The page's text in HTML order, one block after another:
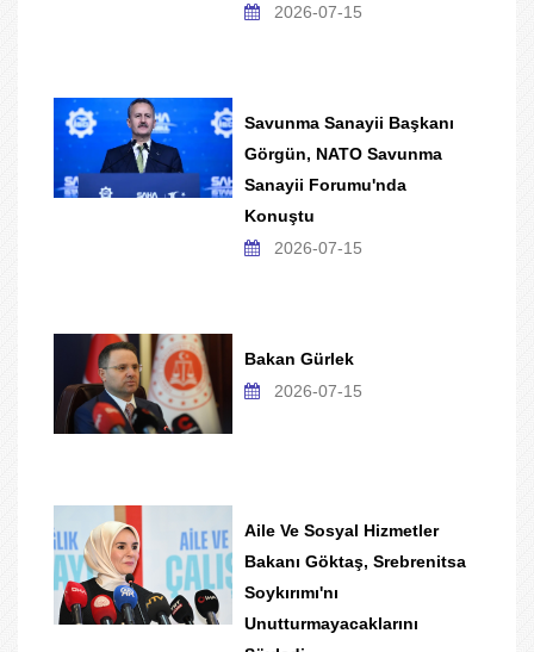
2026-07-15
Savunma Sanayii Başkanı
Görgün, NATO Savunma
Sanayii Forumu'nda
Konuştu
2026-07-15
Bakan Gürlek
2026-07-15
Aile Ve Sosyal Hizmetler
Bakanı Göktaş, Srebrenitsa
Soykırımı'nı
Unutturmayacaklarını